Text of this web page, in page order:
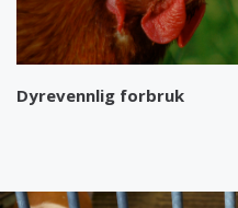
Dyrevennlig forbruk